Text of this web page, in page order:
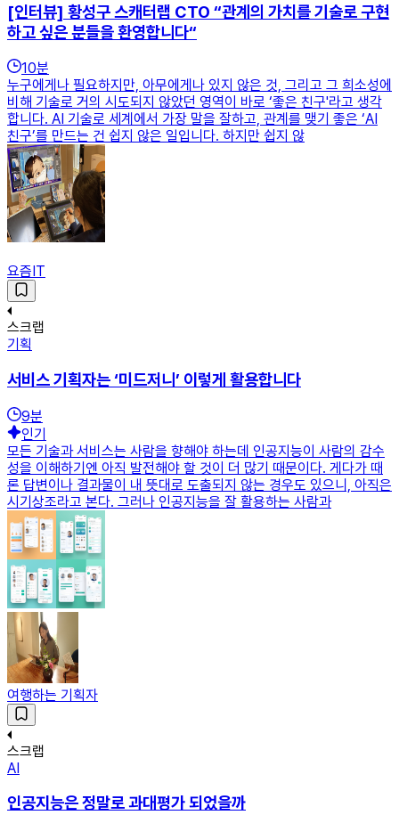
[인터뷰] 황성구 스캐터랩 CTO “관계의 가치를 기술로 구현
하고 싶은 분들을 환영합니다“
10분
누구에게나 필요하지만, 아무에게나 있지 않은 것, 그리고 그 희소성에
비해 기술로 거의 시도되지 않았던 영역이 바로 ‘좋은 친구'라고 생각
합니다. AI 기술로 세계에서 가장 말을 잘하고, 관계를 맺기 좋은 ‘AI
친구’를 만드는 건 쉽지 않은 일입니다. 하지만 쉽지 않
요즘IT
스크랩
기획
서비스 기획자는 ‘미드저니’ 이렇게 활용합니다
9분
인기
모든 기술과 서비스는 사람을 향해야 하는데 인공지능이 사람의 감수
성을 이해하기엔 아직 발전해야 할 것이 더 많기 때문이다. 게다가 때
론 답변이나 결과물이 내 뜻대로 도출되지 않는 경우도 있으니, 아직은
시기상조라고 본다. 그러나 인공지능을 잘 활용하는 사람과
여행하는 기획자
스크랩
AI
인공지능은 정말로 과대평가 되었을까